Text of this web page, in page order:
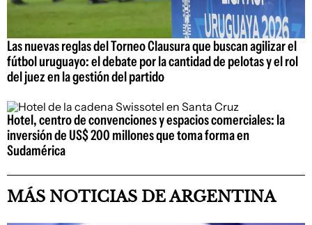
Las nuevas reglas del Torneo Clausura que buscan agilizar el
fútbol uruguayo: el debate por la cantidad de pelotas y el rol
del juez en la gestión del partido
Hotel, centro de convenciones y espacios comerciales: la
inversión de US$ 200 millones que toma forma en
Sudamérica
MÁS NOTICIAS DE ARGENTINA